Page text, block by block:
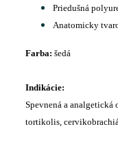
Priedušná
Anatomicky
Farba: šedá
Indikácie:
Spevnená a
tortikolis,